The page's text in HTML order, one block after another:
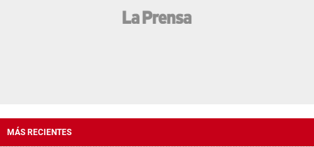
MÁS RECIENTES